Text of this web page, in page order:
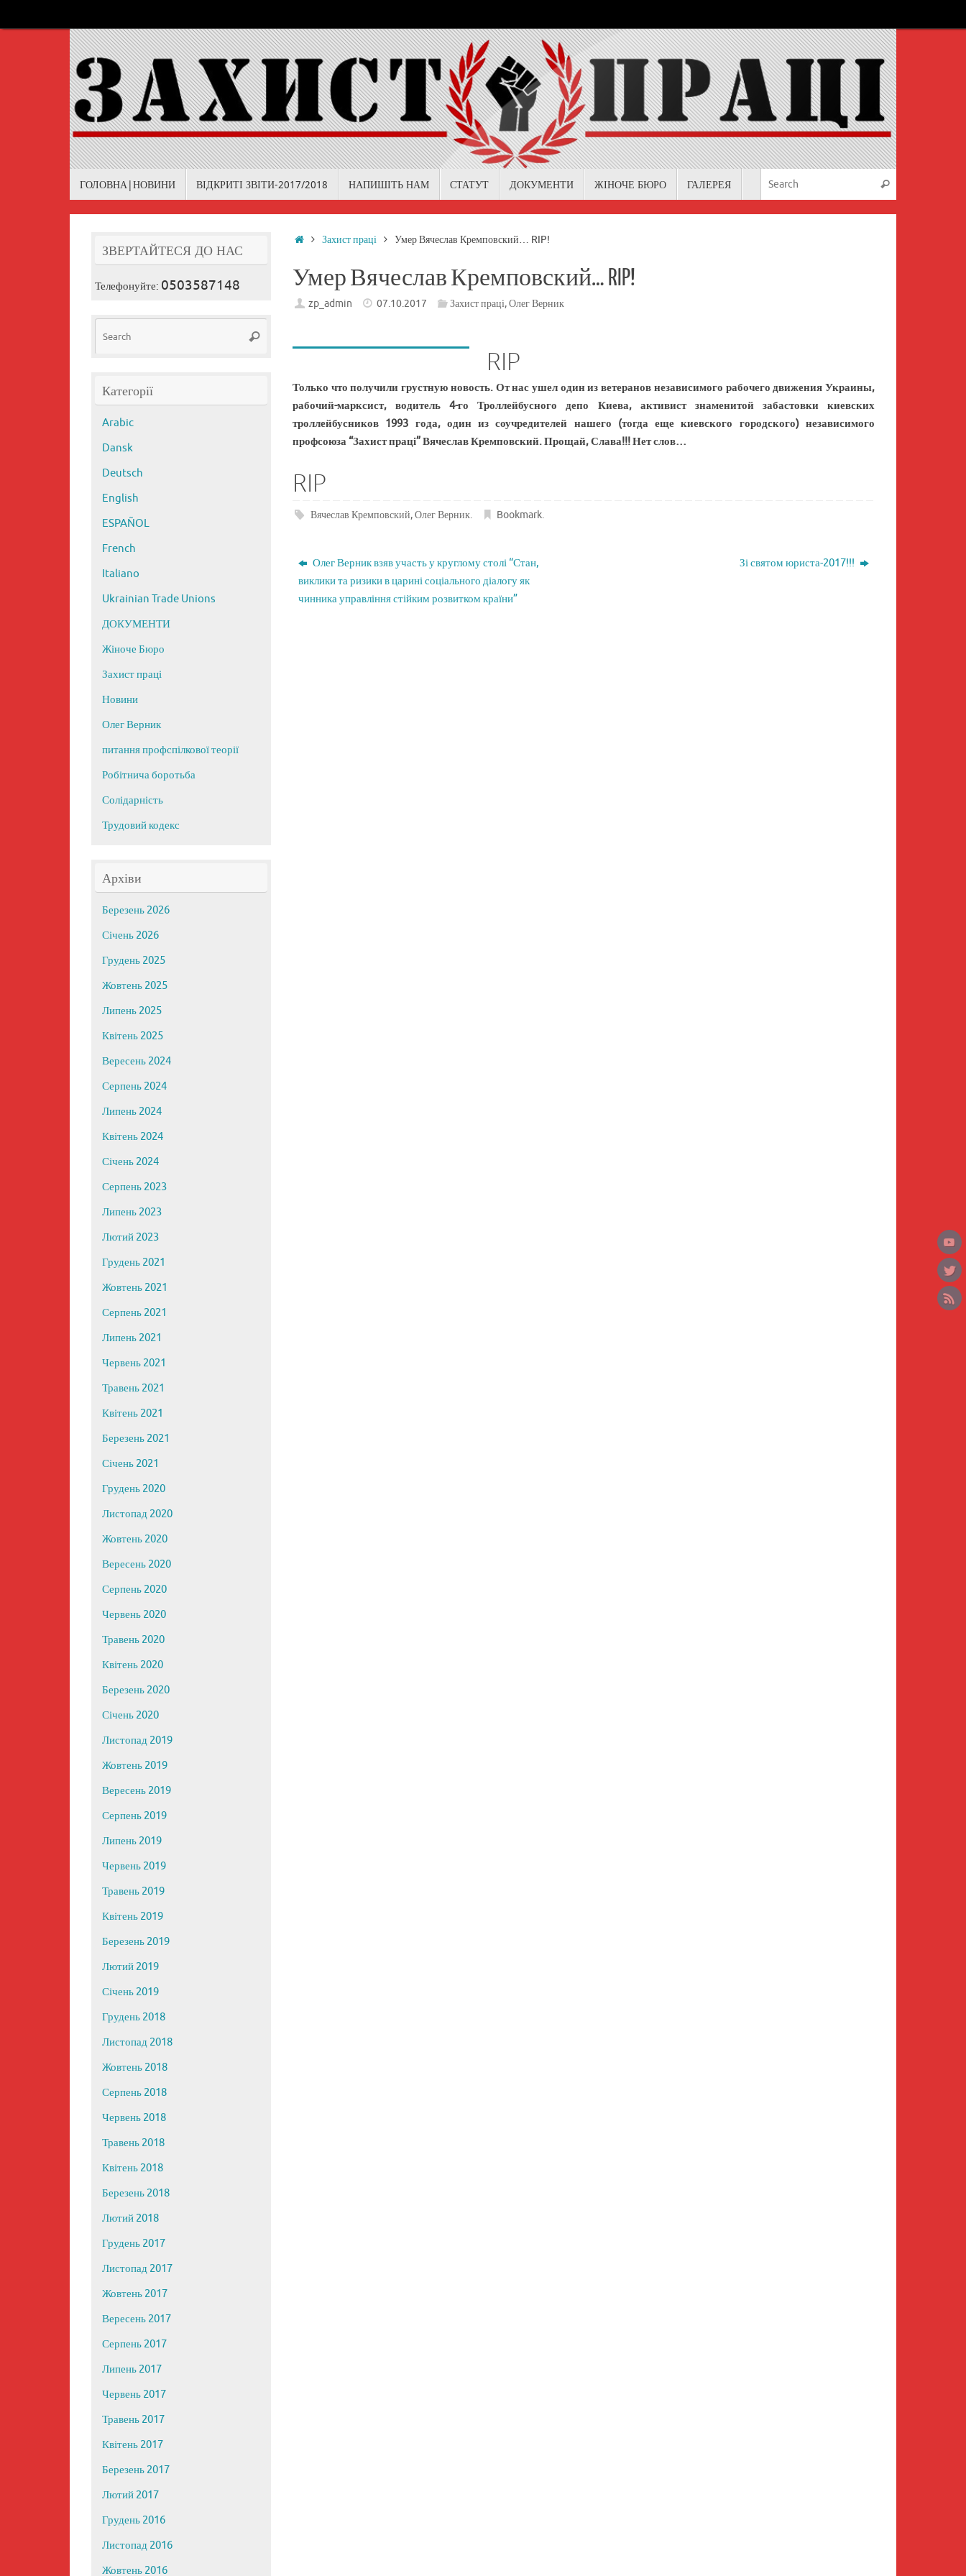
to
ГОЛОВНА|НОВИНИ ВІДКРИТІ ЗВІТИ-2017/2018 НАПИШІТЬ НАМ СТАТУТ ДОКУМЕНТИ ЖІНОЧЕ БЮРО ГАЛЕРЕЯ Search
HomeЗахист праці Умер Вячеслав Кремповский… RIP!
Умер Вячеслав Кремповский… RIP!
zp_admin 07.10.2017 Захист праці,Олег Верник
RIP
Только что получили грустную новость. От нас ушел один из ветеранов независимого рабочего движения Украины,
рабочий-марксист, водитель 4-го Троллейбусного депо Киева, активист знаменитой забастовки киевских
троллейбусников 1993 года, один из соучредителей нашего (тогда еще киевского городского) независимого
профсоюза “Захист праці” Вячеслав Кремповский. Прощай, Слава!!! Нет слов…
RIP
Вячеслав Кремповский,Олег Верник. Bookmark.
Олег Верник взяв участь у круглому столі “Стан,
виклики та ризики в царині соціального діалогу як
чинника управління стійким розвитком країни”
Зі святом юриста-2017!!!
ЗВЕРТАЙТЕСЯ ДО НАС
Телефонуйте: 0503587148
Search
Категорії
Arabic
Dansk
Deutsch
English
ESPAÑOL
French
Italiano
Ukrainian Trade Unions
ДОКУМЕНТИ
Жіноче Бюро
Захист праці
Новини
Олег Верник
питання профспілкової теорії
Робітнича боротьба
Солідарність
Трудовий кодекс
Архіви
Березень 2026
Січень 2026
Грудень 2025
Жовтень 2025
Липень 2025
Квітень 2025
Вересень 2024
Серпень 2024
Липень 2024
Квітень 2024
Січень 2024
Серпень 2023
Липень 2023
Лютий 2023
Грудень 2021
Жовтень 2021
Серпень 2021
Липень 2021
Червень 2021
Травень 2021
Квітень 2021
Березень 2021
Січень 2021
Грудень 2020
Листопад 2020
Жовтень 2020
Вересень 2020
Серпень 2020
Червень 2020
Травень 2020
Квітень 2020
Березень 2020
Січень 2020
Листопад 2019
Жовтень 2019
Вересень 2019
Серпень 2019
Липень 2019
Червень 2019
Травень 2019
Квітень 2019
Березень 2019
Лютий 2019
Січень 2019
Грудень 2018
Листопад 2018
Жовтень 2018
Серпень 2018
Червень 2018
Травень 2018
Квітень 2018
Березень 2018
Лютий 2018
Грудень 2017
Листопад 2017
Жовтень 2017
Вересень 2017
Серпень 2017
Липень 2017
Червень 2017
Травень 2017
Квітень 2017
Березень 2017
Лютий 2017
Грудень 2016
Листопад 2016
Жовтень 2016